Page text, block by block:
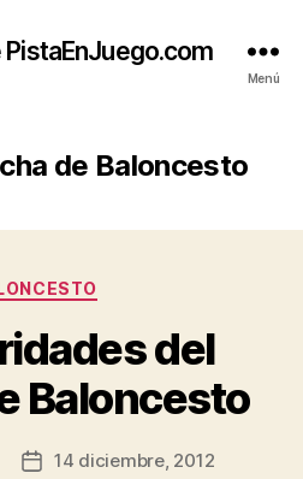
PistaEnJuego.com
Menú
de Baloncesto
Categorías
del
Baloncesto
Fecha14 diciembre, 2012